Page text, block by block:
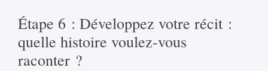
Étape 6 : Développez votre récit :
quelle histoire voulez-vous
raconter ?